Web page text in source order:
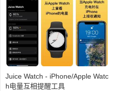
Juice Watch - iPhone/Apple Watc
h电量互相提醒工具